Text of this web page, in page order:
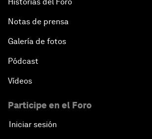
Historias del Foro
Notas de prensa
Galería de fotos
Pódcast
Vídeos
Participe en el Foro
Iniciar sesión